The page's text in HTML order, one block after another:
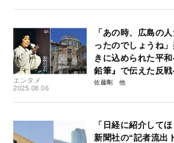
エンタメ
2025.08.06
「あの時、広島の
ったのでしょうね
きに込められた平
鉛筆』で伝えた反
佐藤剛
「日経に紹介して
新聞社の“記者流出